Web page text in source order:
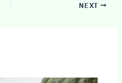
NEXT